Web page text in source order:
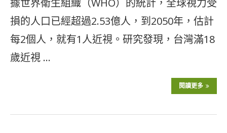
據世界衛生組織（WHO）的統計，全球視力受
損的人口已經超過2.53億人，到2050年，估計
每2個人，就有1人近視。研究發現，台灣滿18
歲近視 …
閱讀更多